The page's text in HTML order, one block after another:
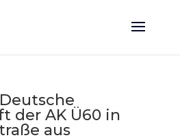
der AK Ü60 in
aus